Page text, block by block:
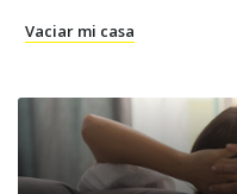
Vaciar mi casa